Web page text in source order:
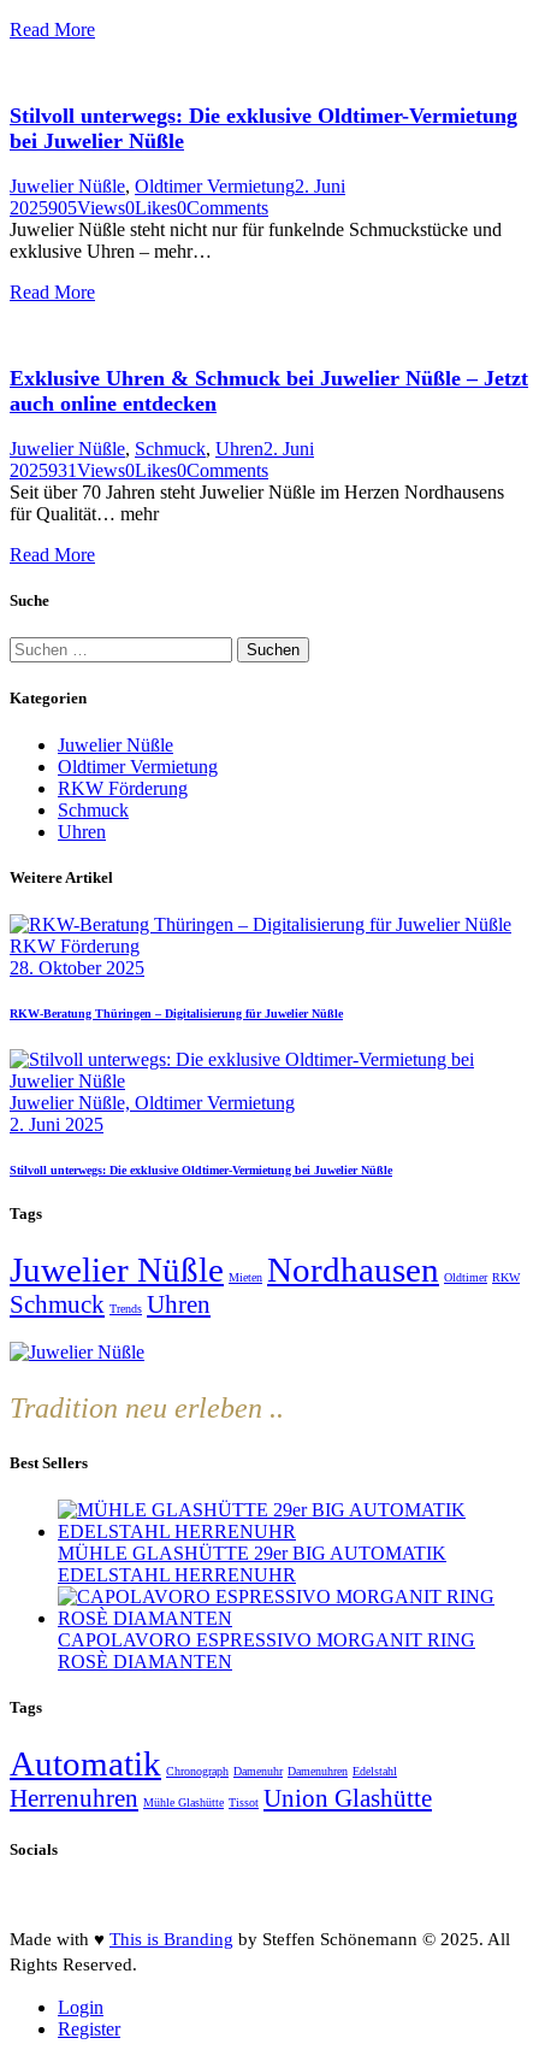
Read More
Stilvoll unterwegs: Die exklusive Oldtimer-Vermietung
bei Juwelier Nüßle
Juwelier Nüßle, Oldtimer Vermietung2. Juni
2025905Views0Likes0Comments
Juwelier Nüßle steht nicht nur für funkelnde Schmuckstücke und
exklusive Uhren – mehr…
Read More
Exklusive Uhren & Schmuck bei Juwelier Nüßle – Jetzt
auch online entdecken
Juwelier Nüßle, Schmuck, Uhren2. Juni
2025931Views0Likes0Comments
Seit über 70 Jahren steht Juwelier Nüßle im Herzen Nordhausens
für Qualität… mehr
Read More
Suche
Suchen
nach:
Kategorien
Juwelier Nüßle
Oldtimer Vermietung
RKW Förderung
Schmuck
Uhren
Weitere Artikel
RKW Förderung
28. Oktober 2025
RKW-Beratung Thüringen – Digitalisierung für Juwelier Nüßle
Juwelier Nüßle, Oldtimer Vermietung
2. Juni 2025
Stilvoll unterwegs: Die exklusive Oldtimer-Vermietung bei Juwelier Nüßle
Tags
Juwelier Nüßle Mieten Nordhausen Oldtimer RKW
Schmuck Trends Uhren
Tradition neu erleben ..
Best Sellers
MÜHLE GLASHÜTTE 29er BIG AUTOMATIK
EDELSTAHL HERRENUHR
CAPOLAVORO ESPRESSIVO MORGANIT RING
ROSÈ DIAMANTEN
Tags
Automatik Chronograph Damenuhr Damenuhren Edelstahl
Herrenuhren Mühle Glashütte Tissot Union Glashütte
Socials
Made with ♥ This is Branding by Steffen Schönemann © 2025. All
Rights Reserved.
Login
Register